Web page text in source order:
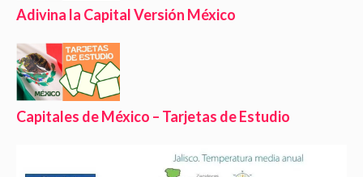
Adivina la Capital Versión México
Capitales de México – Tarjetas de Estudio